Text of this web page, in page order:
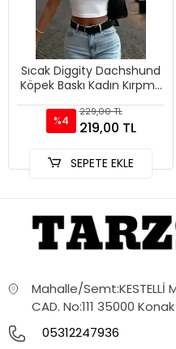
Sıcak Diggity Dachshund
Köpek Baskı Kadın Kırpma
Yüksek Elastik Üstler Se
%4
229,00 TL
219,00 TL
SEPETE EKLE
Mahalle/Semt:KESTELLİ
CAD. No:111 35000
05312247936